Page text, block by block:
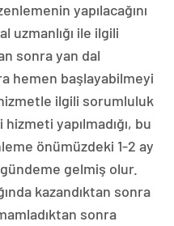
yapılacağını
uzmanlığı ile ilgili
sonra yan dal
hemen başlayabilmeyi
ilgili sorumluluk
yapılmadığı, bu
önümüzdeki 1-2 ay
gelmiş olur.
kazandıktan sonra
sonra